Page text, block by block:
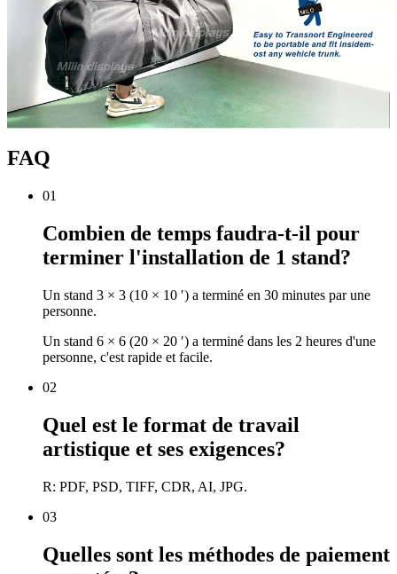
FAQ
01
Combien de temps faudra-t-il pour
terminer l'installation de 1 stand?
Un stand 3 × 3 (10 × 10 ′) a terminé en 30 minutes par une
personne.
Un stand 6 × 6 (20 × 20 ′) a terminé dans les 2 heures d'une
personne, c'est rapide et facile.
02
Quel est le format de travail
artistique et ses exigences?
R: PDF, PSD, TIFF, CDR, AI, JPG.
03
Quelles sont les méthodes de paiement